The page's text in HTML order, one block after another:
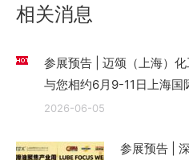
相关消息
参展预告 | 迈颂（上海）化
与您相约6月9-11日上海国
2026-06-05
参展预告 |